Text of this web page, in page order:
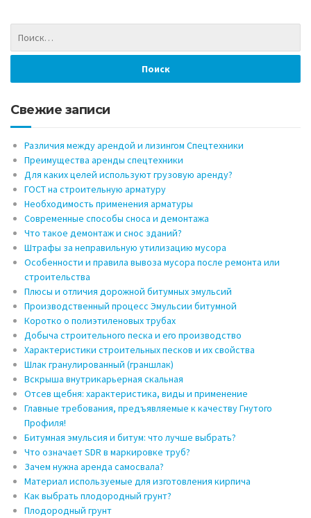
Свежие записи
Различия между арендой и лизингом Спецтехники
Преимущества аренды спецтехники
Для каких целей используют грузовую аренду?
ГОСТ на строительную арматуру
Необходимость применения арматуры
Современные способы сноса и демонтажа
Что такое демонтаж и снос зданий?
Штрафы за неправильную утилизацию мусора
Особенности и правила вывоза мусора после ремонта или
строительства
Плюсы и отличия дорожной битумных эмульсий
Производственный процесс Эмульсии битумной
Коротко о полиэтиленовых трубах
Добыча строительного песка и его производство
Характеристики строительных песков и их свойства
Шлак гранулированный (граншлак)
Вскрыша внутрикарьерная скальная
Отсев щебня: характеристика, виды и применение
Главные требования, предъявляемые к качеству Гнутого
Профиля!
Битумная эмульсия и битум: что лучше выбрать?
Что означает SDR в маркировке труб?
Зачем нужна аренда самосвала?
Материал используемые для изготовления кирпича
Как выбрать плодородный грунт?
Плодородный грунт